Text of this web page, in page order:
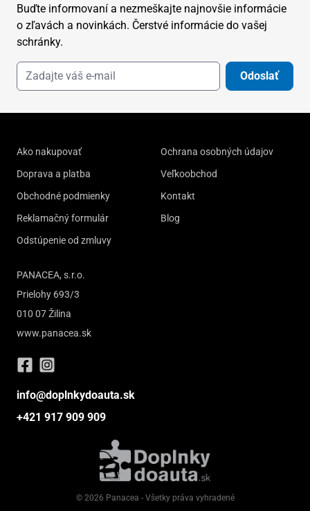
Buďte informovaní a nezmeškajte najnovšie informácie
o zľavách a novinkách. Čerstvé informácie do vašej
schránky.
Odoslať
Ako nakupovať
Doprava a platba
Obchodné podmienky
Reklamačný formulár
Odstúpenie od zmluvy
Ochrana osobných údajov
Veľkoobchod
Kontakt
Blog
PANACEA, s.r.o.
Prielohy 693/3
010 07 Žilina
www.panacea.sk
info@doplnkydoauta.sk
+421 917 909 909
© 2026 Panacea - Všetky práva vyhradené